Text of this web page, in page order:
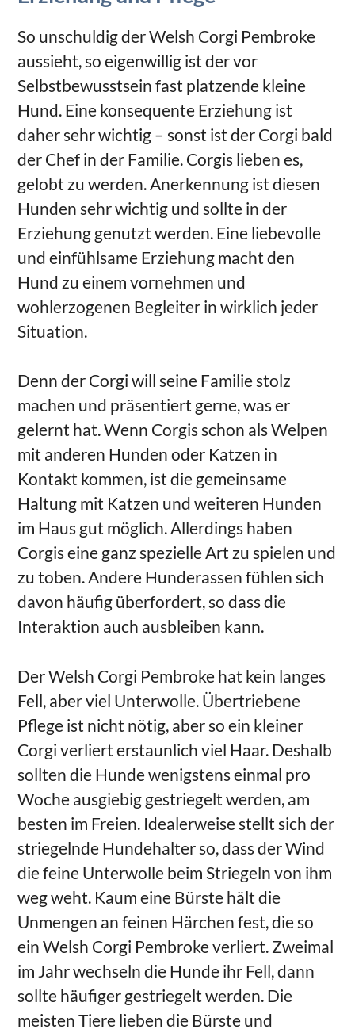
So unschuldig der Welsh Corgi Pembroke
aussieht, so eigenwillig ist der vor
Selbstbewusstsein fast platzende kleine
Hund. Eine konsequente Erziehung ist
daher sehr wichtig – sonst ist der Corgi bald
der Chef in der Familie. Corgis lieben es,
gelobt zu werden. Anerkennung ist diesen
Hunden sehr wichtig und sollte in der
Erziehung genutzt werden. Eine liebevolle
und einfühlsame Erziehung macht den
Hund zu einem vornehmen und
wohlerzogenen Begleiter in wirklich jeder
Situation.
Denn der Corgi will seine Familie stolz
machen und präsentiert gerne, was er
gelernt hat. Wenn Corgis schon als Welpen
mit anderen Hunden oder Katzen in
Kontakt kommen, ist die gemeinsame
Haltung mit Katzen und weiteren Hunden
im Haus gut möglich. Allerdings haben
Corgis eine ganz spezielle Art zu spielen und
zu toben. Andere Hunderassen fühlen sich
davon häufig überfordert, so dass die
Interaktion auch ausbleiben kann.
Der Welsh Corgi Pembroke hat kein langes
Fell, aber viel Unterwolle. Übertriebene
Pflege ist nicht nötig, aber so ein kleiner
Corgi verliert erstaunlich viel Haar. Deshalb
sollten die Hunde wenigstens einmal pro
Woche ausgiebig gestriegelt werden, am
besten im Freien. Idealerweise stellt sich der
striegelnde Hundehalter so, dass der Wind
die feine Unterwolle beim Striegeln von ihm
weg weht. Kaum eine Bürste hält die
Unmengen an feinen Härchen fest, die so
ein Welsh Corgi Pembroke verliert. Zweimal
im Jahr wechseln die Hunde ihr Fell, dann
sollte häufiger gestriegelt werden. Die
meisten Tiere lieben die Bürste und